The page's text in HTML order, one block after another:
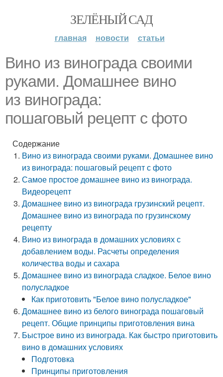
ЗЕЛЁНЫЙ САД
главная новости статьи
Вино из винограда своими
руками. Домашнее вино
из винограда:
пошаговый рецепт с фото
Содержание
Вино из винограда своими руками. Домашнее вино
из винограда: пошаговый рецепт с фото
Самое простое домашнее вино из винограда.
Видеорецепт
Домашнее вино из винограда грузинский рецепт.
Домашнее вино из винограда по грузинскому
рецепту
Вино из винограда в домашних условиях с
добавлением воды. Расчеты определения
количества воды и сахара
Домашнее вино из винограда сладкое. Белое вино
полусладкое
Как приготовить "Белое вино полусладкое"
Домашнее вино из белого винограда пошаговый
рецепт. Общие принципы приготовления вина
Быстрое вино из винограда. Как быстро приготовить
вино в домашних условиях
Подготовка
Принципы приготовления